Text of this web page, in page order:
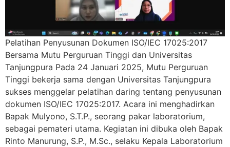
Pelatihan Penyusunan Dokumen ISO/IEC 17025:2017
Bersama Mutu Perguruan Tinggi dan Universitas
Tanjungpura Pada 24 Januari 2025, Mutu Perguruan
Tinggi bekerja sama dengan Universitas Tanjungpura
sukses menggelar pelatihan daring tentang penyusunan
dokumen ISO/IEC 17025:2017. Acara ini menghadirkan
Bapak Mulyono, S.T.P., seorang pakar laboratorium,
sebagai pemateri utama. Kegiatan ini dibuka oleh Bapak
Rinto Manurung, S.P., M.Sc., selaku Kepala Laboratorium